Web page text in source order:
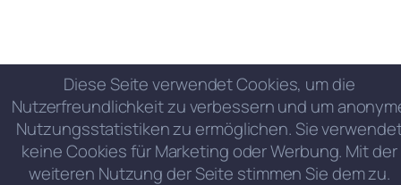
Diese Seite verwendet Cookies, um die
Nutzerfreundlichkeit zu verbessern und um
Nutzungsstatistiken zu ermöglichen. Sie
keine Cookies für Marketing oder Werbung. Mit der
weiteren Nutzung der Seite stimmen Sie dem zu.